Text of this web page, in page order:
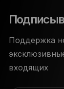
Поддержка
входящих